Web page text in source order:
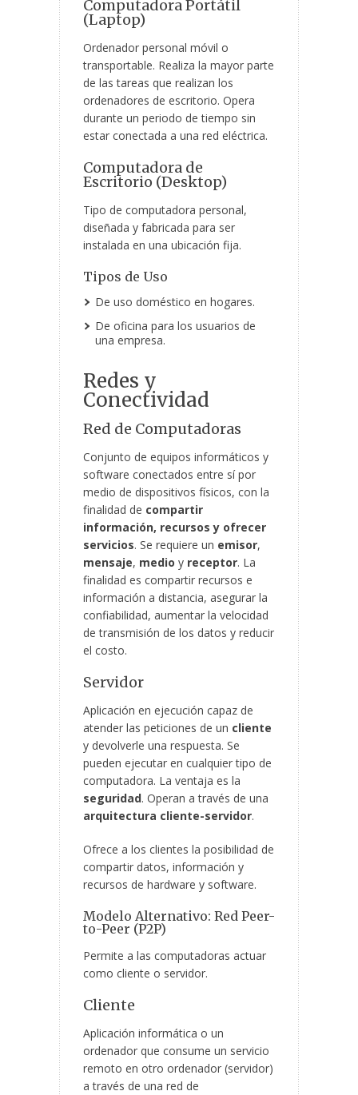
Computadora Portátil
(Laptop)
Ordenador personal móvil o
transportable. Realiza la mayor parte
de las tareas que realizan los
ordenadores de escritorio. Opera
durante un periodo de tiempo sin
estar conectada a una red eléctrica.
Computadora de
Escritorio (Desktop)
Tipo de computadora personal,
diseñada y fabricada para ser
instalada en una ubicación fija.
Tipos de Uso
De uso doméstico en hogares.
De oficina para los usuarios de
una empresa.
Redes y
Conectividad
Red de Computadoras
Conjunto de equipos informáticos y
software conectados entre sí por
medio de dispositivos físicos, con la
finalidad de compartir
información, recursos y ofrecer
servicios. Se requiere un emisor,
mensaje, medio y receptor. La
finalidad es compartir recursos e
información a distancia, asegurar la
confiabilidad, aumentar la velocidad
de transmisión de los datos y reducir
el costo.
Servidor
Aplicación en ejecución capaz de
atender las peticiones de un cliente
y devolverle una respuesta. Se
pueden ejecutar en cualquier tipo de
computadora. La ventaja es la
seguridad. Operan a través de una
arquitectura cliente-servidor.
Ofrece a los clientes la posibilidad de
compartir datos, información y
recursos de hardware y software.
Modelo Alternativo: Red Peer-
to-Peer (P2P)
Permite a las computadoras actuar
como cliente o servidor.
Cliente
Aplicación informática o un
ordenador que consume un servicio
remoto en otro ordenador (servidor)
a través de una red de